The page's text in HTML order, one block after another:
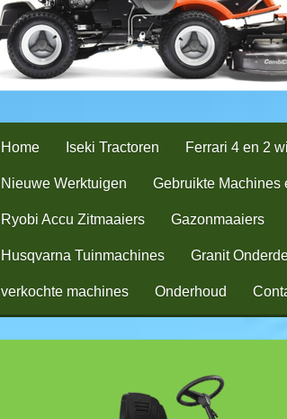
Home Iseki Tractoren Ferrari 4 en 2
Nieuwe Werktuigen Gebruikte Machines
Ryobi Accu Zitmaaiers Gazonmaaiers
Husqvarna Tuinmachines Granit
verkochte machines Onderhoud